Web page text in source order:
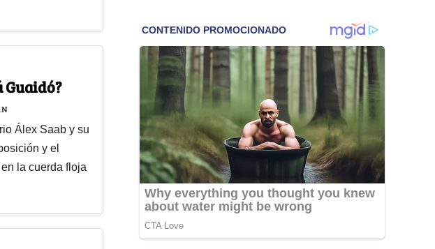
Guaidó?
Álex Saab y su
y el
la cuerda floja